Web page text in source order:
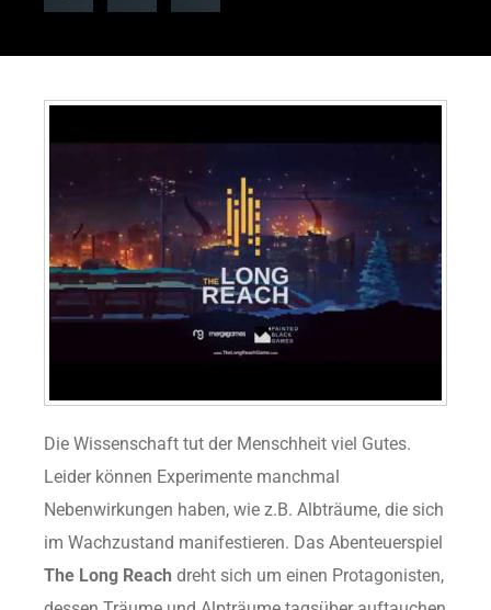
Die Wissenschaft tut der Menschheit viel Gutes.
Leider können Experimente manchmal
Nebenwirkungen haben, wie z.B. Albträume, die sich
im Wachzustand manifestieren. Das Abenteuerspiel
The Long Reach dreht sich um einen Protagonisten,